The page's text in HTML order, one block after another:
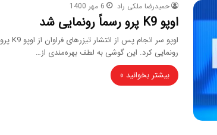
حمیدرضا ملکی راد 6 مهر 1400
اوپو K9 پرو رسماً رونمایی شد
اوپو سر انجام پس از انتشار تیزرهای فراوان از اوپو K9 پرو
رونمایی کرد. این گوشی به لطف بهره‌مندی از…
بیشتر بخوانید »